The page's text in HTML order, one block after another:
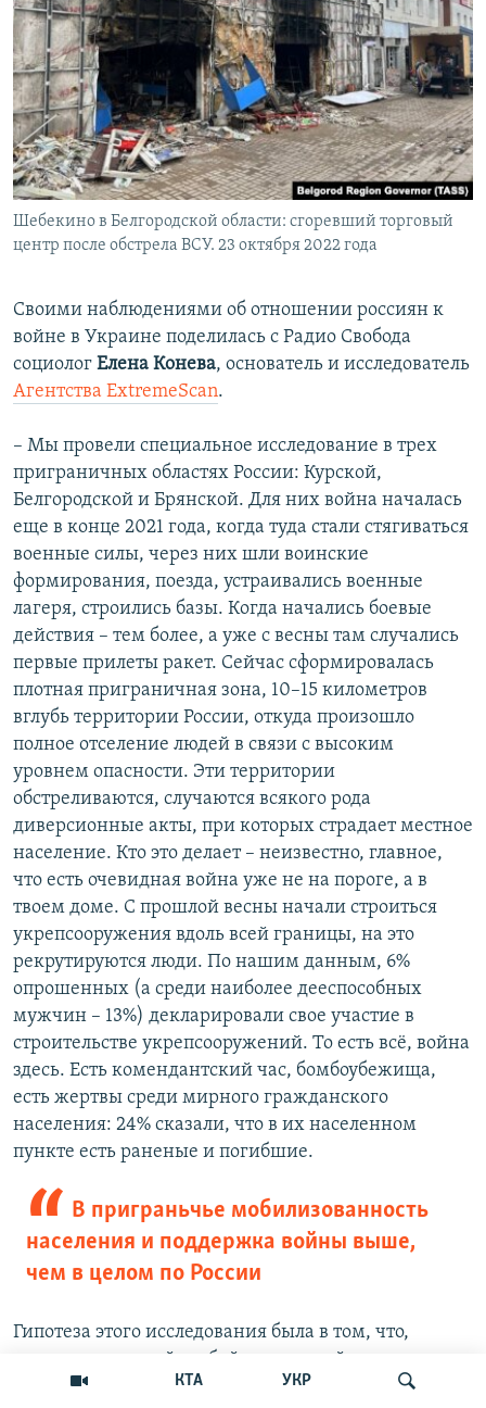
КТА УКР
Шебекино в Белгородской области: сгоревший торговый
центр после обстрела ВСУ. 23 октября 2022 года
Своими наблюдениями об отношении россиян к
войне в Украине поделилась с Радио Свобода
социолог Елена Конева, основатель и исследователь
Агентства ExtremeScan.
– Мы провели специальное исследование в трех
приграничных областях России: Курской,
Белгородской и Брянской. Для них война началась
еще в конце 2021 года, когда туда стали стягиваться
военные силы, через них шли воинские
формирования, поезда, устраивались военные
лагеря, строились базы. Когда начались боевые
действия – тем более, а уже с весны там случались
первые прилеты ракет. Сейчас сформировалась
плотная приграничная зона, 10–15 километров
вглубь территории России, откуда произошло
полное отселение людей в связи с высоким
уровнем опасности. Эти территории
обстреливаются, случаются всякого рода
диверсионные акты, при которых страдает местное
население. Кто это делает – неизвестно, главное,
что есть очевидная война уже не на пороге, а в
твоем доме. С прошлой весны начали строиться
укрепсооружения вдоль всей границы, на это
рекрутируются люди. По нашим данным, 6%
опрошенных (а среди наиболее дееспособных
мужчин – 13%) декларировали свое участие в
строительстве укрепсооружений. То есть всё, война
здесь. Есть комендантский час, бомбоубежища,
есть жертвы среди мирного гражданского
населения: 24% сказали, что в их населенном
пункте есть раненые и погибшие.
В приграньчье мобилизованность
населения и поддержка войны выше,
чем в целом по России
Гипотеза этого исследования была в том, что,
возможно, в такой особой, модельной ситуации мы
увидим, как меняется отношение к войне, когда